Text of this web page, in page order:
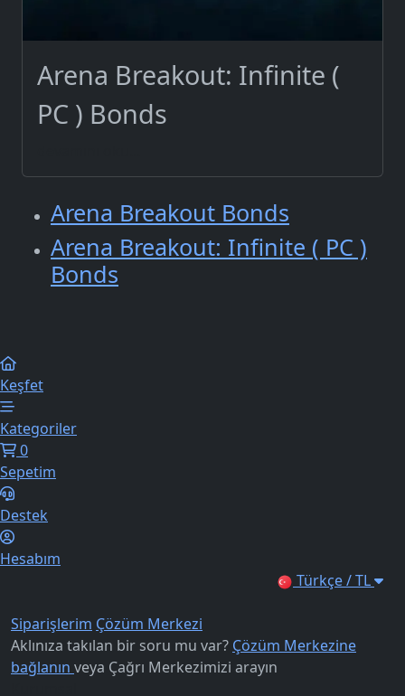
Arena Breakout: Infinite (
PC ) Bonds
Arena Breakout Bonds
Arena Breakout: Infinite ( PC )
Bonds
Keşfet
Kategoriler
0
Sepetim
Destek
Hesabım
Türkçe / TL
Siparişlerim Çözüm Merkezi
Aklınıza takılan bir soru mu var? Çözüm Merkezine
bağlanın veya Çağrı Merkezimizi arayın